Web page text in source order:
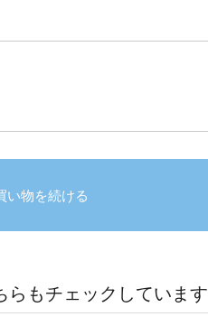
い物を続ける
らもチェックしています